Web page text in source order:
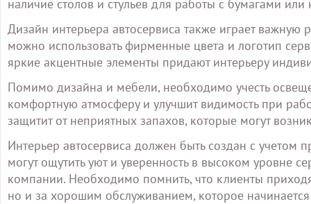
наличие столов и стульев для работы с бумагами или
Дизайн интерьера автосервиса также играет
можно использовать фирменные цвета и логотип
яркие акцентные элементы придают интерьеру
Помимо дизайна и мебели, необходимо учесть
комфортную атмосферу и улучшит видимость при
защитит от неприятных запахов, которые могут
Интерьер автосервиса должен быть создан с учетом
могут ощутить уют и уверенность в высоком уровне
компании. Необходимо помнить, что клиенты
но и за хорошим обслуживанием, которое